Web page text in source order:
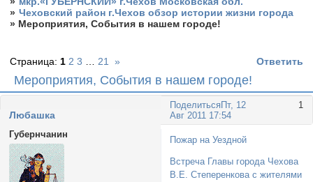
» Чеховский район г.Чехов обзор истории жизни города
» Мероприятия, События в нашем городе!
Мероприятия, События в нашем городе!
Страница: 1 2 3 21 » Ответить
Поделиться 1
Пт, 12
Авг 2011 17:54
Любашка
Губернчанин
Пожар на Уездной
Встреча Главы города Чехова
В.Е. Степеренкова с жителями